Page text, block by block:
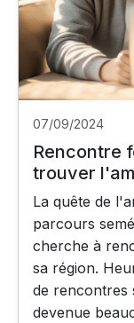
07/09/2024
Rencontre
trouver
La quête de
parcours
cherche à
sa région.
de rencontres
devenue